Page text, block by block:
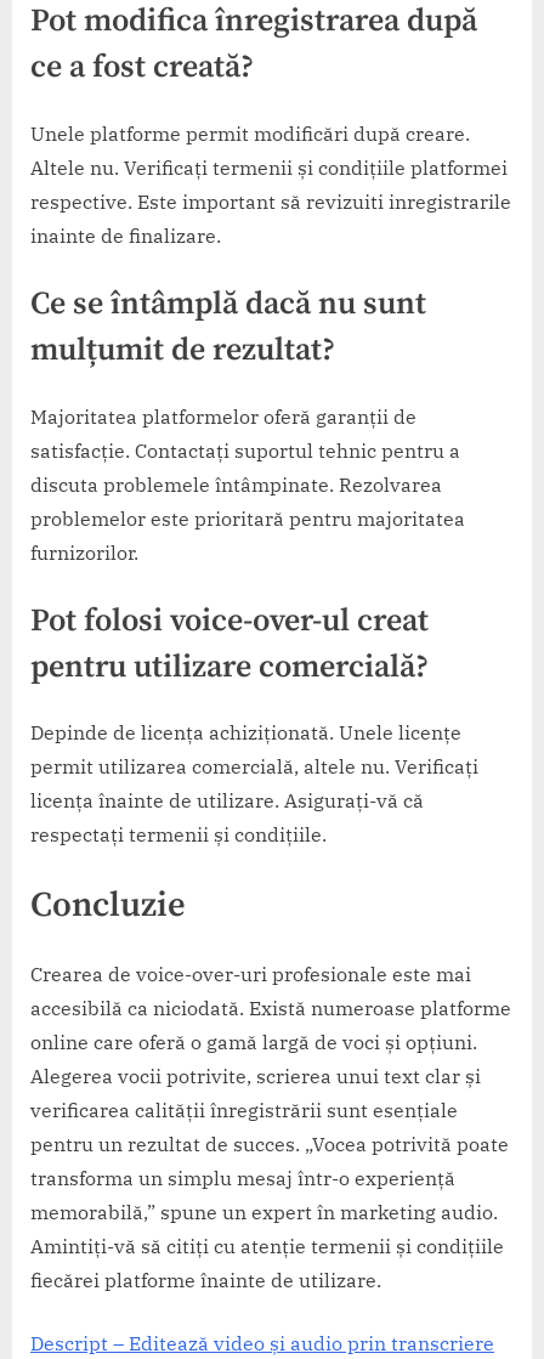
Pot modifica înregistrarea după
ce a fost creată?
Unele platforme permit modificări după creare.
Altele nu. Verificați termenii și condițiile platformei
respective. Este important să revizuiti inregistrarile
inainte de finalizare.
Ce se întâmplă dacă nu sunt
mulțumit de rezultat?
Majoritatea platformelor oferă garanții de
satisfacție. Contactați suportul tehnic pentru a
discuta problemele întâmpinate. Rezolvarea
problemelor este prioritară pentru majoritatea
furnizorilor.
Pot folosi voice-over-ul creat
pentru utilizare comercială?
Depinde de licența achiziționată. Unele licențe
permit utilizarea comercială, altele nu. Verificați
licența înainte de utilizare. Asigurați-vă că
respectați termenii și condițiile.
Concluzie
Crearea de voice-over-uri profesionale este mai
accesibilă ca niciodată. Există numeroase platforme
online care oferă o gamă largă de voci și opțiuni.
Alegerea vocii potrivite, scrierea unui text clar și
verificarea calității înregistrării sunt esențiale
pentru un rezultat de succes. „Vocea potrivită poate
transforma un simplu mesaj într-o experiență
memorabilă,” spune un expert în marketing audio.
Amintiți-vă să citiți cu atenție termenii și condițiile
fiecărei platforme înainte de utilizare.
Descript – Editează video și audio prin transcriere